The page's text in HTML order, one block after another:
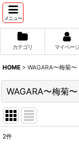
メニュー
カテゴリ マイページ
HOME > WAGARA〜梅菊〜
WAGARA〜梅菊〜
2件